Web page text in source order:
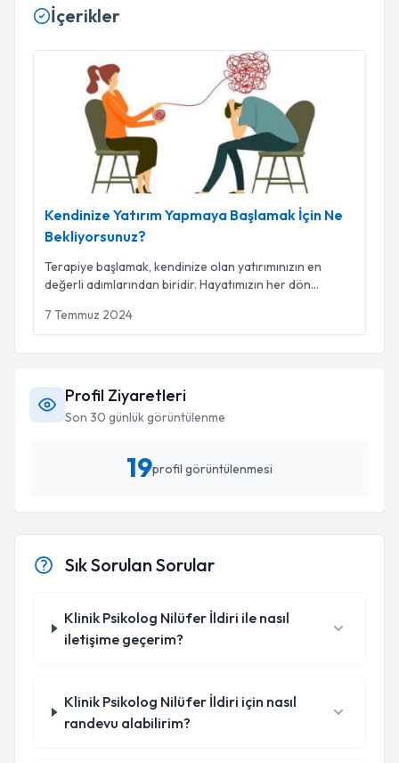
İçerikler
Kendinize Yatırım Yapmaya Başlamak İçin Ne
Kendinize Yatırım Yapmaya Başlamak İçin Ne
Bekliyorsunuz?
Terapiye başlamak, kendinize olan yatırımınızın en
değerli adımlarından biridir. Hayatımızın her dön...
7 Temmuz 2024
Profil Ziyaretleri
Son 30 günlük görüntülenme
19profil görüntülenmesi
Sık Sorulan Sorular
Klinik Psikolog Nilüfer İldiri ile nasıl
iletişime geçerim?
Klinik Psikolog Nilüfer İldiri için nasıl
randevu alabilirim?